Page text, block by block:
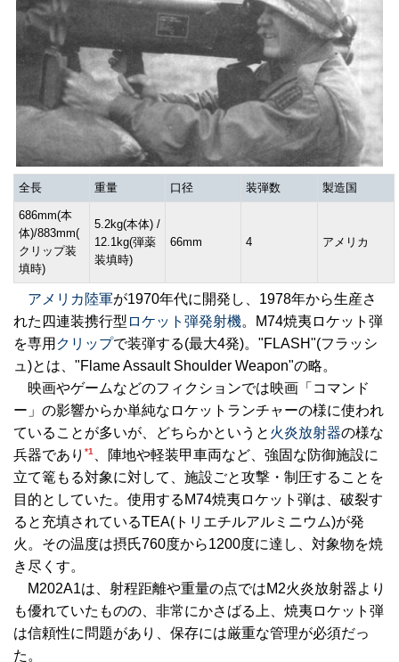
全長 重量 口径 装弾数 製造国
686mm(本
体)/883mm(
クリップ装
填時)
5.2kg(本体) /
12.1kg(弾薬
装填時)
66mm 4 アメリカ
アメリカ陸軍が1970年代に開発し、1978年から生産さ
れた四連装携行型 ロケット弾発射機。M74焼夷ロケット弾
を専用 クリップで装弾する(最大4発)。"FLASH"(フラッシ
ュ)とは、"Flame Assault Shoulder Weapon"の略。
映画やゲームなどのフィクションでは映画「コマンド
ー」の影響からか単純なロケットランチャーの様に使われ
ていることが多いが、どちらかというと 火炎放射器の様な
兵器であり *1
、陣地や軽装甲車両など、強固な防御施設に
立て篭もる対象に対して、施設ごと攻撃・制圧することを
目的としていた。使用するM74焼夷ロケット弾は、破裂す
ると充填されているTEA(トリエチルアルミニウム)が発
火。その温度は摂氏760度から1200度に達し、対象物を焼
き尽くす。
M202A1は、射程距離や重量の点ではM2火炎放射器より
も優れていたものの、非常にかさばる上、焼夷ロケット弾
は信頼性に問題があり、保存には厳重な管理が必須だっ
た。